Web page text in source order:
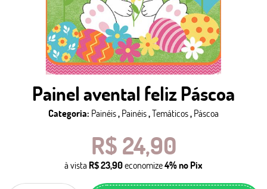
Painel avental feliz Páscoa
Categoria: Painéis, Painéis,Temáticos, Páscoa
R$ 24,90
à vista R$ 23,90economize4%no Pix